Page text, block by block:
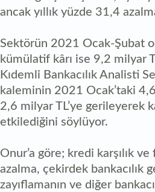
ancak yıllık yüzde 31,4
Sektörün 2021 Ocak-Şubat
kümülatif kârı ise 9,2 milyar
Kıdemli Bankacılık Analisti
kaleminin 2021 Ocak’taki
2,6 milyar TL’ye gerileyerek
etkilediğini söylüyor.
Onur’a göre; kredi karşılık
azalma, çekirdek bankacılık
zayıflamanın ve diğer